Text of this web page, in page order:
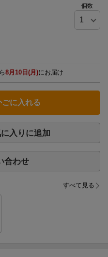
個数
8月10日(月)にお届け
ごに入れる
入りに追加
合わせ
すべて見る